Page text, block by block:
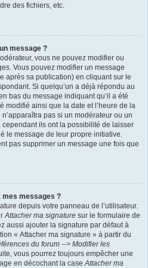
des fichiers, etc.
message ?
vous ne pouvez modifier ou
Vous pouvez modifier un message
après sa publication) en cliquant sur le
Si quelqu’un a déjà répondu au
bas du message indiquant qu’il a été
modifié ainsi que la date et l’heure de la
pas si un modérateur ou un
ils ont la possibilité de laisser
le message de leur propre initiative.
pas supprimer un message une fois que
mes messages ?
depuis votre panneau de l’utilisateur.
Attacher ma signature sur le formulaire de
aussi ajouter la signature par défaut à
« Attacher ma signature » à partir du
du forum --> Modifier les
vous pourrez toujours empêcher une
en décochant la caseAttacher ma